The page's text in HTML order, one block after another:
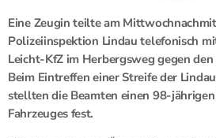
Eine Zeugin teilte am
Polizeiinspektion Lindau telefonisch
Leicht-KfZ im Herbergsweg gegen
Beim Eintreffen einer Streife der
stellten die Beamten einen 98-
Fahrzeuges fest.